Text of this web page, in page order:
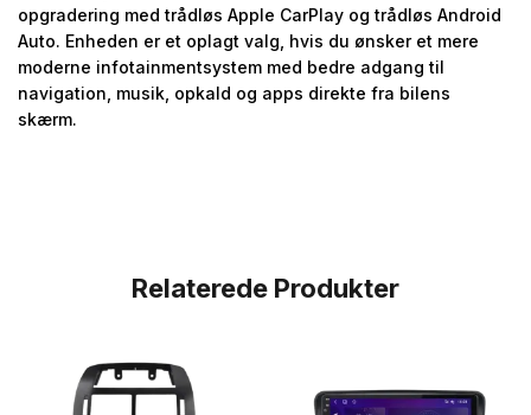
opgradering med trådløs Apple CarPlay og trådløs Android
Auto. Enheden er et oplagt valg, hvis du ønsker et mere
moderne infotainmentsystem med bedre adgang til
navigation, musik, opkald og apps direkte fra bilens
skærm.
Relaterede Produkter